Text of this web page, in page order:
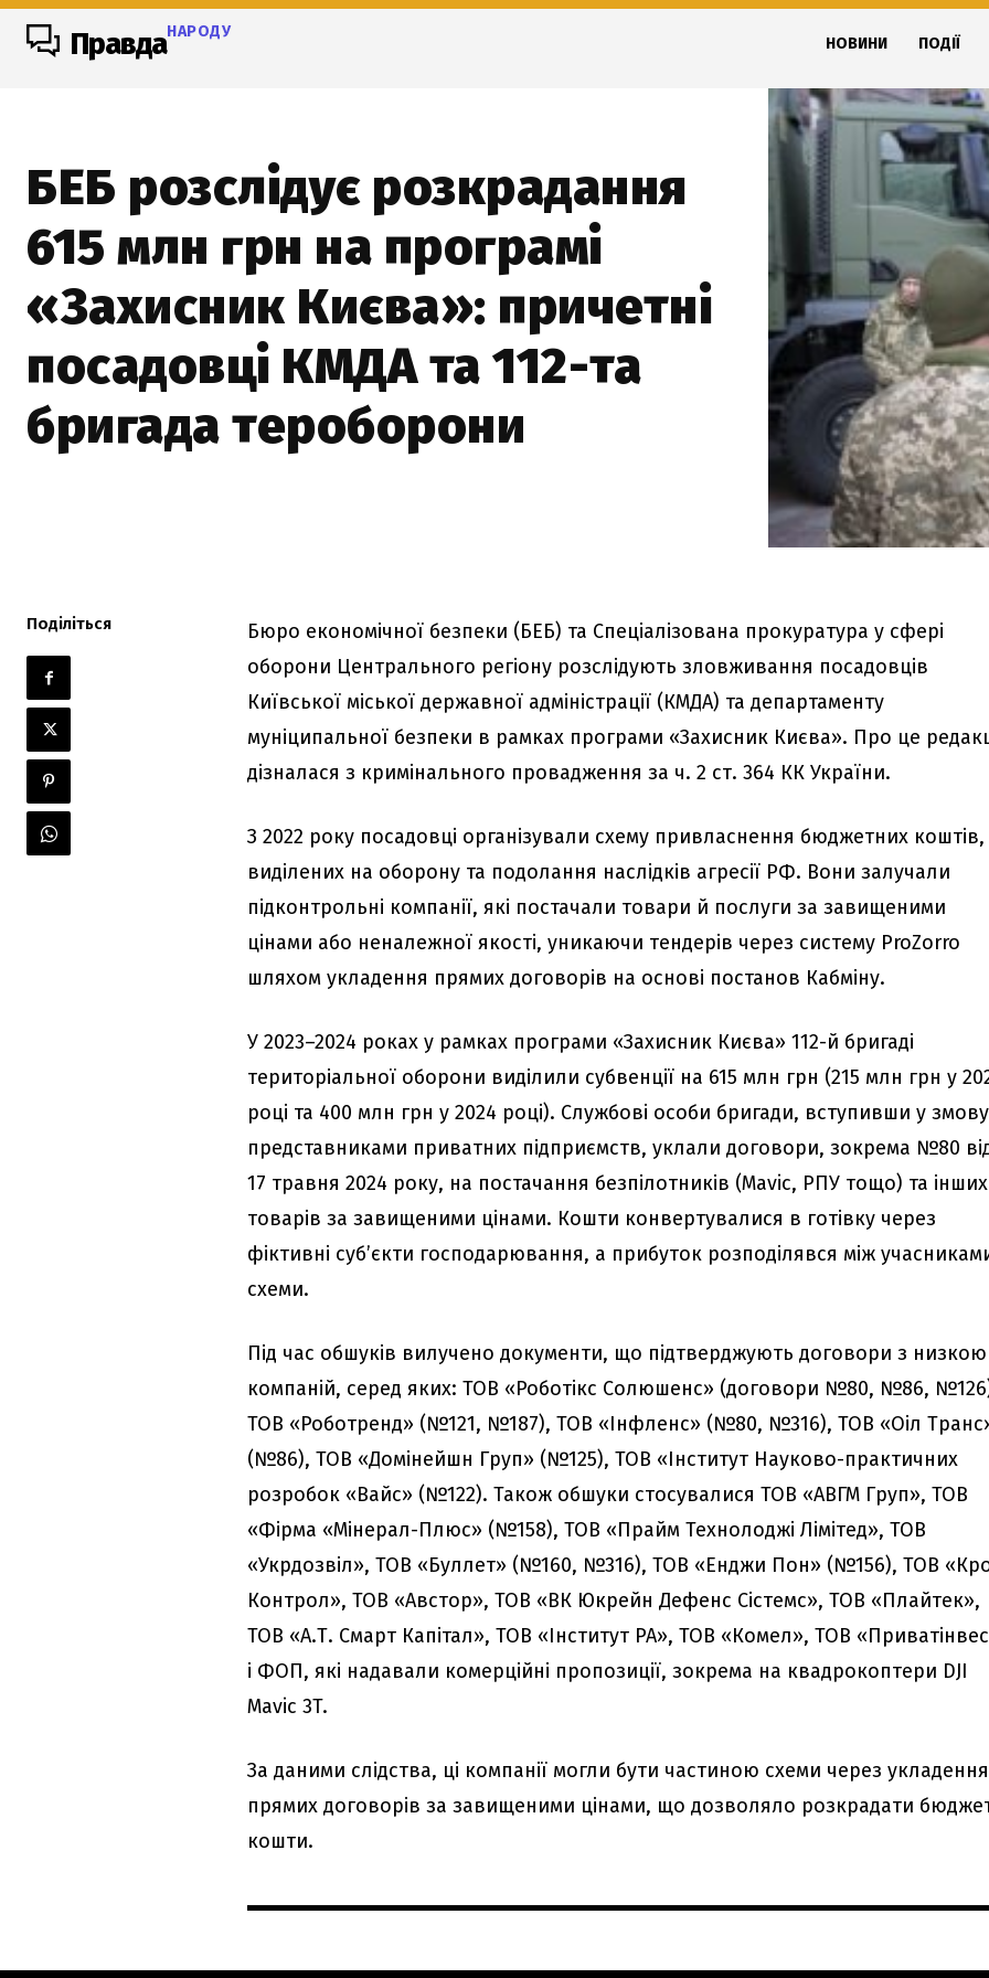
ПравдаНАРОДУ
НОВИНИ ПОДІЇ
БЕБ розслідує розкрадання
615 млн грн на програмі
«Захисник Києва»: причетні
посадовці КМДА та 112-та
бригада тероборони
Поділіться
Бюро економічної безпеки (БЕБ) та Спеціалізована прокуратура у сфері
оборони Центрального регіону розслідують зловживання посадовців
Київської міської державної адміністрації (КМДА) та департаменту
муніципальної безпеки в рамках програми «Захисник Києва». Про це
дізналася з кримінального провадження за ч. 2 ст. 364 КК України.
З 2022 року посадовці організували схему привласнення бюджетних коштів,
виділених на оборону та подолання наслідків агресії РФ. Вони залучали
підконтрольні компанії, які постачали товари й послуги за завищеними
цінами або неналежної якості, уникаючи тендерів через систему ProZorro
шляхом укладення прямих договорів на основі постанов Кабміну.
У 2023–2024 роках у рамках програми «Захисник Києва» 112-й бригаді
територіальної оборони виділили субвенції на 615 млн грн (215 млн грн у
році та 400 млн грн у 2024 році). Службові особи бригади, вступивши у
представниками приватних підприємств, уклали договори, зокрема №80
17 травня 2024 року, на постачання безпілотників (Mavic, РПУ тощо) та інших
товарів за завищеними цінами. Кошти конвертувалися в готівку через
фіктивні суб’єкти господарювання, а прибуток розподілявся між
схеми.
Під час обшуків вилучено документи, що підтверджують договори з низкою
компаній, серед яких: ТОВ «Роботікс Солюшенс» (договори №80, №86,
ТОВ «Роботренд» (№121, №187), ТОВ «Інфленс» (№80, №316), ТОВ «Оіл
(№86), ТОВ «Домінейшн Груп» (№125), ТОВ «Інститут Науково-практичних
розробок «Вайс» (№122). Також обшуки стосувалися ТОВ «АВГМ Груп», ТОВ
«Фірма «Мінерал-Плюс» (№158), ТОВ «Прайм Технолоджі Лімітед», ТОВ
«Укрдозвіл», ТОВ «Буллет» (№160, №316), ТОВ «Енджи Пон» (№156), ТОВ
Контрол», ТОВ «Австор», ТОВ «ВК Юкрейн Дефенс Сістемс», ТОВ «Плайтек»,
ТОВ «А.Т. Смарт Капітал», ТОВ «Інститут РА», ТОВ «Комел», ТОВ
і ФОП, які надавали комерційні пропозиції, зокрема на квадрокоптери DJI
Mavic 3T.
За даними слідства, ці компанії могли бути частиною схеми через укладення
прямих договорів за завищеними цінами, що дозволяло розкрадати
кошти.